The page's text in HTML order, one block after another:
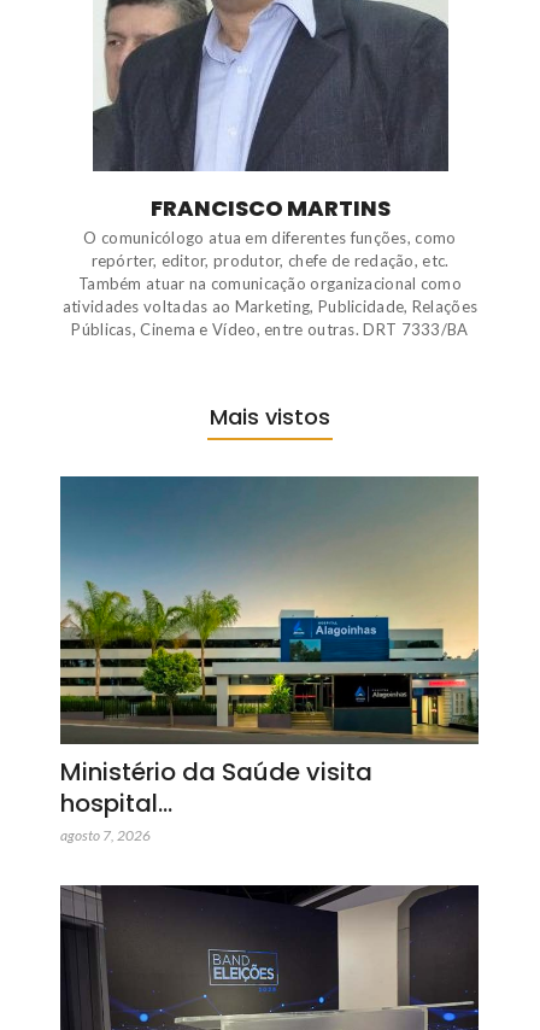
FRANCISCO MARTINS
O comunicólogo atua em diferentes funções, como
repórter, editor, produtor, chefe de redação, etc.
Também atuar na comunicação organizacional como
atividades voltadas ao Marketing, Publicidade, Relações
Públicas, Cinema e Vídeo, entre outras. DRT 7333/BA
Mais vistos
Ministério da Saúde visita
hospital…
agosto 7, 2026